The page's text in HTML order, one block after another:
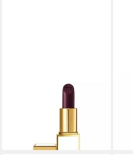
Lippenstift Lips & Girls Shine
Cream Lippenstift 06
lieferbar in 4 Wochen